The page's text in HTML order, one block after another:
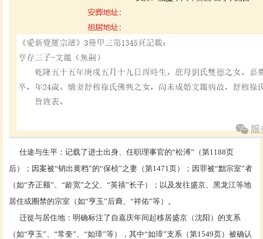
仕途与生平：记载了进士出身、任职理事官的“松溥”（第1188页
后）；因案被“销出黄档”的“保桢”之妻（第1471页）；因罪被“黜宗室”者
（如“齐正额”、“龄宽”之父、“英禧”长子）；以及发往盛京、黑龙江等地
居住或圈禁的宗室（如“亨玉”后裔、“祥佑”等）。
迁徙与居住地：明确标注了自嘉庆年间起移居盛京（沈阳）的支系
（如“亨玉”、“常奎”、“如璋”等），其中“如璋”支系（第1549页）被确认